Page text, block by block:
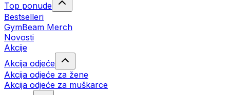
Top ponude
Bestselleri
GymBeam Merch
Novosti
Akcije
Akcija odjeće
Akcija odjeće za žene
Akcija odjeće za muškarce